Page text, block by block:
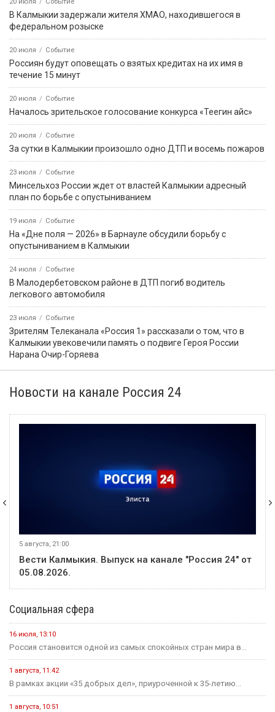
20 июля Событие
В Калмыкии задержали жителя ХМАО, находившегося в
федеральном розыске
20 июля Событие
Россиян будут оповещать о взятых кредитах на их имя в
течение 15 минут
20 июля Событие
Началось зрительское голосование конкурса «Теегин айс»
20 июля Событие
За сутки в Калмыкии произошло одно ДТП и восемь пожаров
23 июля Событие
Минсельхоз России ждет от властей Калмыкии адресный
план по борьбе с опустыниванием
19 июля Событие
На «Дне поля — 2026» в Барнауле обсудили борьбу с
опустыниванием в Калмыкии
24 июля Событие
В Малодербетовском районе в ДТП погиб водитель
легкового автомобиля
23 июля Событие
Зрителям Телеканала «Россия 1» рассказали о том, что в
Калмыкии увековечили память о подвиге Героя России
Нарана Очир-Горяева
Новости на канале Россия 24
5 августа, 21:00
Вести Калмыкия. Выпуск на канале "Россия 24" от
05.08.2026.
Социальная сфера
16 июля, 13:10
Россия становится одной из самых спокойных стран мира в...
1 августа, 11:42
В рамках акции «35 добрых дел», приуроченной к 35-летию...
1 августа, 10:51